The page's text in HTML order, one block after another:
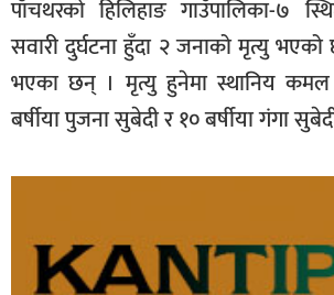
पाँचथरको हिलिहाङ गाउँपालिका-७
सवारी दुर्घटना हुँदा २ जनाको मृत्यु
भएका छन् । मृत्यु हुनेमा स्थानिय कमल
बर्षीया पुजना सुबेदी र १० बर्षीया गंगा